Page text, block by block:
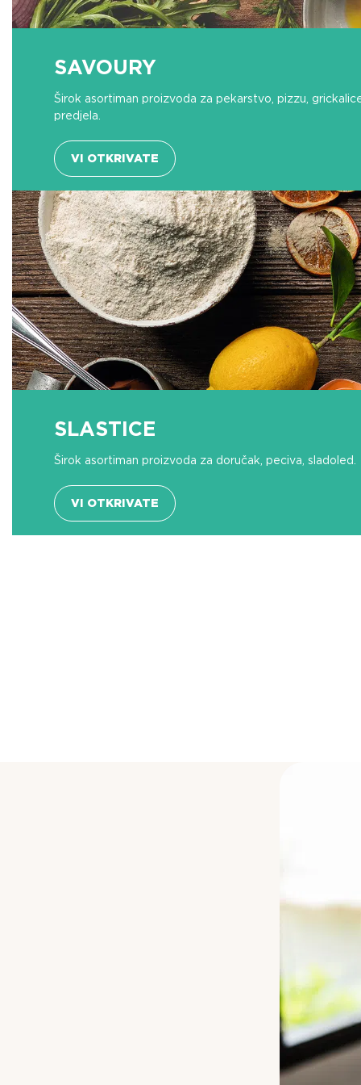
SAVOURY
Širok asortiman proizvoda za pekarstvo, pizzu,
predjela.
VI OTKRIVATE
SLASTICE
Širok asortiman proizvoda za doručak, peciva, sladoled.
VI OTKRIVATE